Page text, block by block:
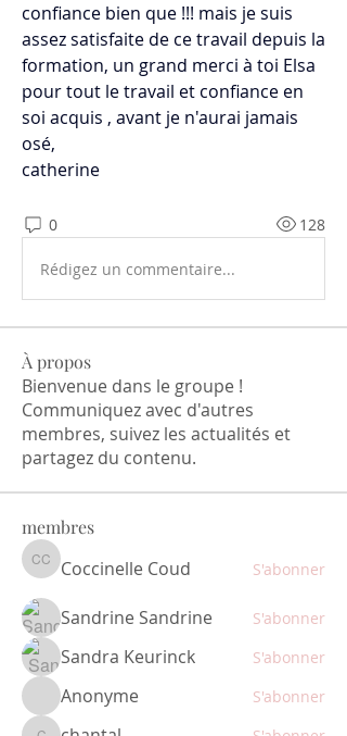
confiance bien que !!! mais je suis
assez satisfaite de ce travail depuis la
formation, un grand merci à toi Elsa
pour tout le travail et confiance en
soi acquis , avant je n'aurai jamais
osé,
catherine
0 128
Rédigez un commentaire...
À propos
Bienvenue dans le groupe !
Communiquez avec d'autres
membres, suivez les actualités et
partagez du contenu.
membres
Coccinelle Coud
Coccinelle Coud S'abonner
Sandrine Sandrine S'abonner
Sandra Keurinck S'abonner
Anonyme S'abonner